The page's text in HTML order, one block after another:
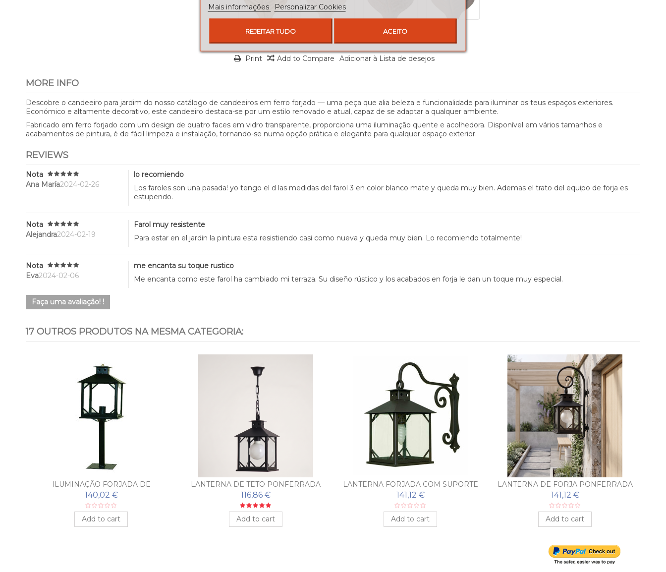
Print Add to Compare Adicionar à Lista de desejos
MORE INFO
Descobre o candeeiro para jardim do nosso catálogo de candeeiros em ferro forjado — uma peça que alia beleza e funcionalidade para iluminar os teus espaços exteriores.
Económico e altamente decorativo, este candeeiro destaca-se por um estilo renovado e atual, capaz de se adaptar a qualquer ambiente.
Fabricado em ferro forjado com um design de quatro faces em vidro transparente, proporciona uma iluminação quente e acolhedora. Disponível em vários tamanhos e
acabamentos de pintura, é de fácil limpeza e instalação, tornando-se numa opção prática e elegante para qualquer espaço exterior.
REVIEWS
Nota
Ana María2024-02-26
lo recomiendo
Los faroles son una pasada! yo tengo el d las medidas del farol 3 en color blanco mate y queda muy bien. Ademas el trato del equipo de forja es
estupendo.
Nota
Alejandra2024-02-19
Farol muy resistente
Para estar en el jardin la pintura esta resistiendo casi como nueva y queda muy bien. Lo recomiendo totalmente!
Nota
Eva2024-02-06
me encanta su toque rustico
Me encanta como este farol ha cambiado mi terraza. Su diseño rústico y los acabados en forja le dan un toque muy especial.
Faça uma avaliação! !
17 OUTROS PRODUTOS NA MESMA CATEGORIA:
ILUMINAÇÃO FORJADA DE
SOBREMURO PONFERRADA
140,02 €
Add to cart
LANTERNA DE TETO PONFERRADA
116,86 €
Add to cart
LANTERNA FORJADA COM SUPORTE
PONFERRADA
141,12 €
Add to cart
LANTERNA DE FORJA PONFERRADA
141,12 €
Add to cart
Mais informações
Personalizar Cookies
REJEITAR TUDO ACEITO